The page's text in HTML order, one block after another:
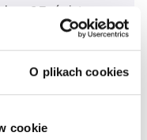
O plikach cookies
cookie
To świetny
idealny prezent dla
CZYTAJ DALEJ